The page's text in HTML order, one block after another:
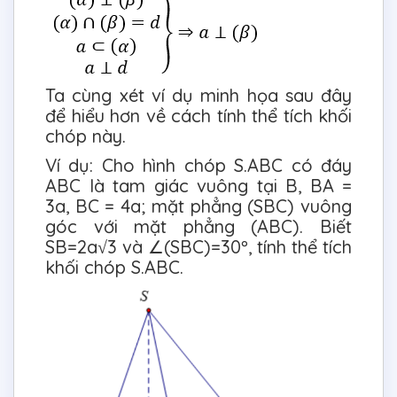
Ta cùng xét ví dụ minh họa sau đây
để hiểu hơn về cách tính thể tích khối
chóp này.
Ví dụ: Cho hình chóp S.ABC có đáy
ABC là tam giác vuông tại B, BA =
3a, BC = 4a; mặt phẳng (SBC) vuông
góc với mặt phẳng (ABC). Biết
SB=2a√3 và ∠(SBC)=30º, tính thể tích
khối chóp S.ABC.